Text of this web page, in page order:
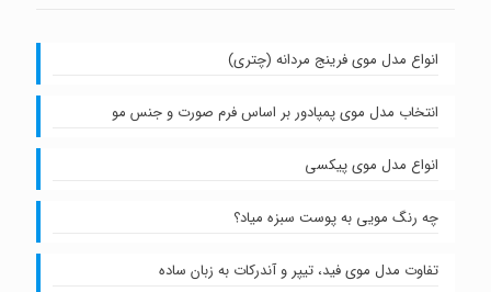
انواع مدل موی فرینج مردانه (چتری)
انتخاب مدل موی پمپادور بر اساس فرم صورت و جنس مو
انواع مدل موی پیکسی
چه رنگ مویی به پوست سبزه میاد؟
تفاوت مدل موی فید، تیپر و آندرکات به زبان ساده